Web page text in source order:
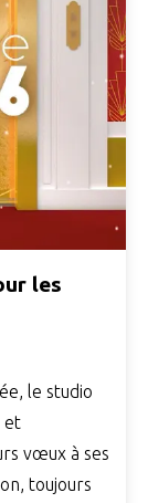
les
le studio
et
vœux à ses
toujours